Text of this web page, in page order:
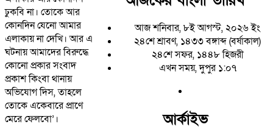
ঢুকবি না। তোকে আর
কোনদিন যেনো আমার
এলাকায় না দেখি। আর এ
ঘটনায় আমাদের বিরুদ্ধে
কোনো প্রকার সংবাদ
প্রকাশ কিংবা থানায়
অভিযোগ দিস, তাহলে
তোকে একেবারে প্রাণে
মেরে ফেলবো’।
আজ শনিবার, ৮ই আগস্ট, ২০২৬ ইং
২৪শে শ্রাবণ, ১৪৩৩ বঙ্গাব্দ (বর্ষাকাল)
২৪শে সফর, ১৪৪৮ হিজরী
এখন সময়, দুপুর ১:০৭
আর্কাইভ